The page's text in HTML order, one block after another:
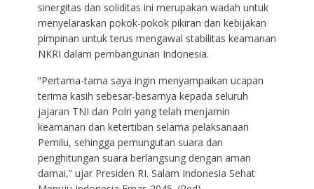
sinergitas dan soliditas ini merupakan wadah untuk
menyelaraskan pokok-pokok pikiran dan kebijakan
pimpinan untuk terus mengawal stabilitas keamanan
NKRI dalam pembangunan Indonesia.
“Pertama-tama saya ingin menyampaikan ucapan
terima kasih sebesar-besarnya kepada seluruh
jajaran TNI dan Polri yang telah menjamin
keamanan dan ketertiban selama pelaksanaan
Pemilu, sehingga pemungutan suara dan
penghitungan suara berlangsung dengan aman
damai,” ujar Presiden RI. Salam Indonesia Sehat